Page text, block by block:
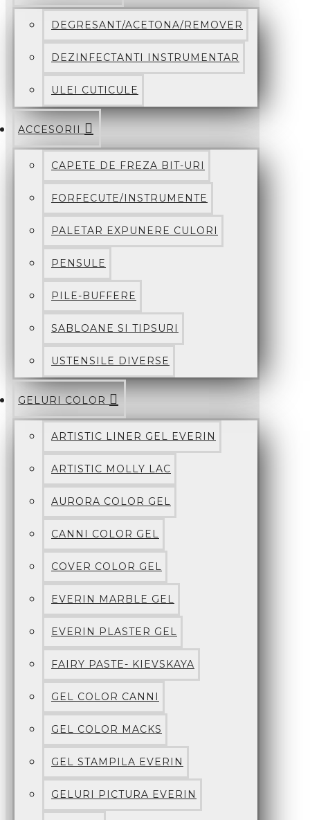
DEGRESANT/ACETONA/REMOVER
DEZINFECTANTI INSTRUMENTAR
ULEI CUTICULE
ACCESORII
CAPETE DE FREZA BIT-URI
FORFECUTE/INSTRUMENTE
PALETAR EXPUNERE CULORI
PENSULE
PILE-BUFFERE
SABLOANE SI TIPSURI
USTENSILE DIVERSE
GELURI COLOR
ARTISTIC LINER GEL EVERIN
ARTISTIC MOLLY LAC
AURORA COLOR GEL
CANNI COLOR GEL
COVER COLOR GEL
EVERIN MARBLE GEL
EVERIN PLASTER GEL
FAIRY PASTE- KIEVSKAYA
GEL COLOR CANNI
GEL COLOR MACKS
GEL STAMPILA EVERIN
GELURI PICTURA EVERIN